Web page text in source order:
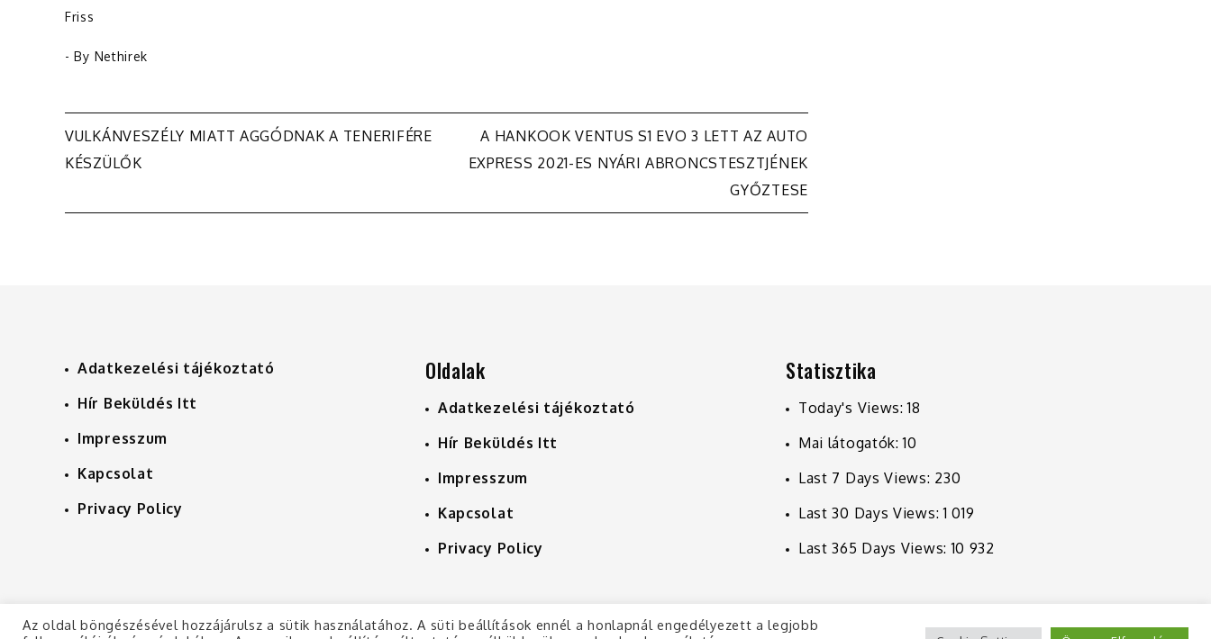
Friss
- By Nethirek
Bejegyzés
VULKÁNVESZÉLY MIATT AGGÓDNAK A TENERIFÉRE
KÉSZÜLŐK
A HANKOOK VENTUS S1 EVO 3 LETT AZ AUTO
EXPRESS 2021-ES NYÁRI ABRONCSTESZTJÉNEK
GYŐZTESE
Adatkezelési tájékoztató
Hír Beküldés Itt
Impresszum
Kapcsolat
Privacy Policy
Oldalak
Adatkezelési tájékoztató
Hír Beküldés Itt
Impresszum
Kapcsolat
Privacy Policy
Statisztika
Today's Views:18
Mai látogatók:10
Last 7 Days Views: 230
Last 30 Days Views:1 019
Last 365 Days Views:10 932
Az oldal böngészésével hozzájárulsz a sütik használatához. A süti beállítások ennél a honlapnál engedélyezett a legjobb